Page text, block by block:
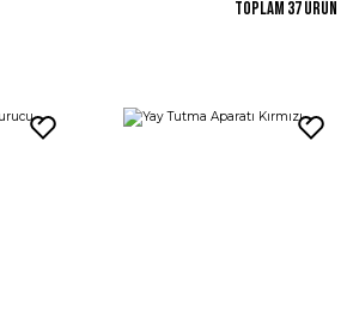
Toplam 37 ürün